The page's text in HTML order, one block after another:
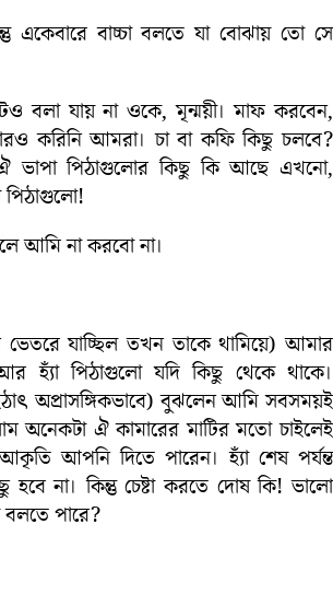
একেবারে বাচ্চা বলতে যা বোঝায় তো সে
বলা যায় না ওকে, মৃন্ময়ী। মাফ করবেন,
করিনি আমরা। চা বা কফি কিছু চলবে?
ভাপা পিঠাগুলোর কিছু কি আছে এখনো,
পিঠাগুলো!
আমি না করবো না।
যাচ্ছিল তখন তাকে থামিয়ে) আমার
হ্যাঁ পিঠাগুলো যদি কিছু থেকে থাকে।
অপ্রাসঙ্গিকভাবে) বুঝলেন আমি সবসময়ই
অনেকটা ঐ কামারের মাটির মতো চাইলেই
আপনি দিতে পারেন। হ্যাঁ শেষ পর্যন্ত
না। কিন্তু চেষ্টা করতে দোষ কি! ভালো
বলতে পারে?